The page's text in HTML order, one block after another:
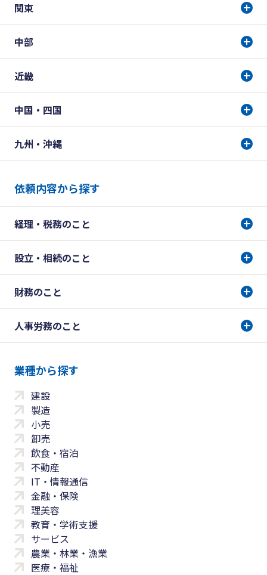
関東
中部
近畿
中国・四国
九州・沖縄
依頼内容から探す
経理・税務のこと
設立・相続のこと
財務のこと
人事労務のこと
業種から探す
建設
製造
小売
卸売
飲食・宿泊
不動産
IT・情報通信
金融・保険
理美容
教育・学術支援
サービス
農業・林業・漁業
医療・福祉